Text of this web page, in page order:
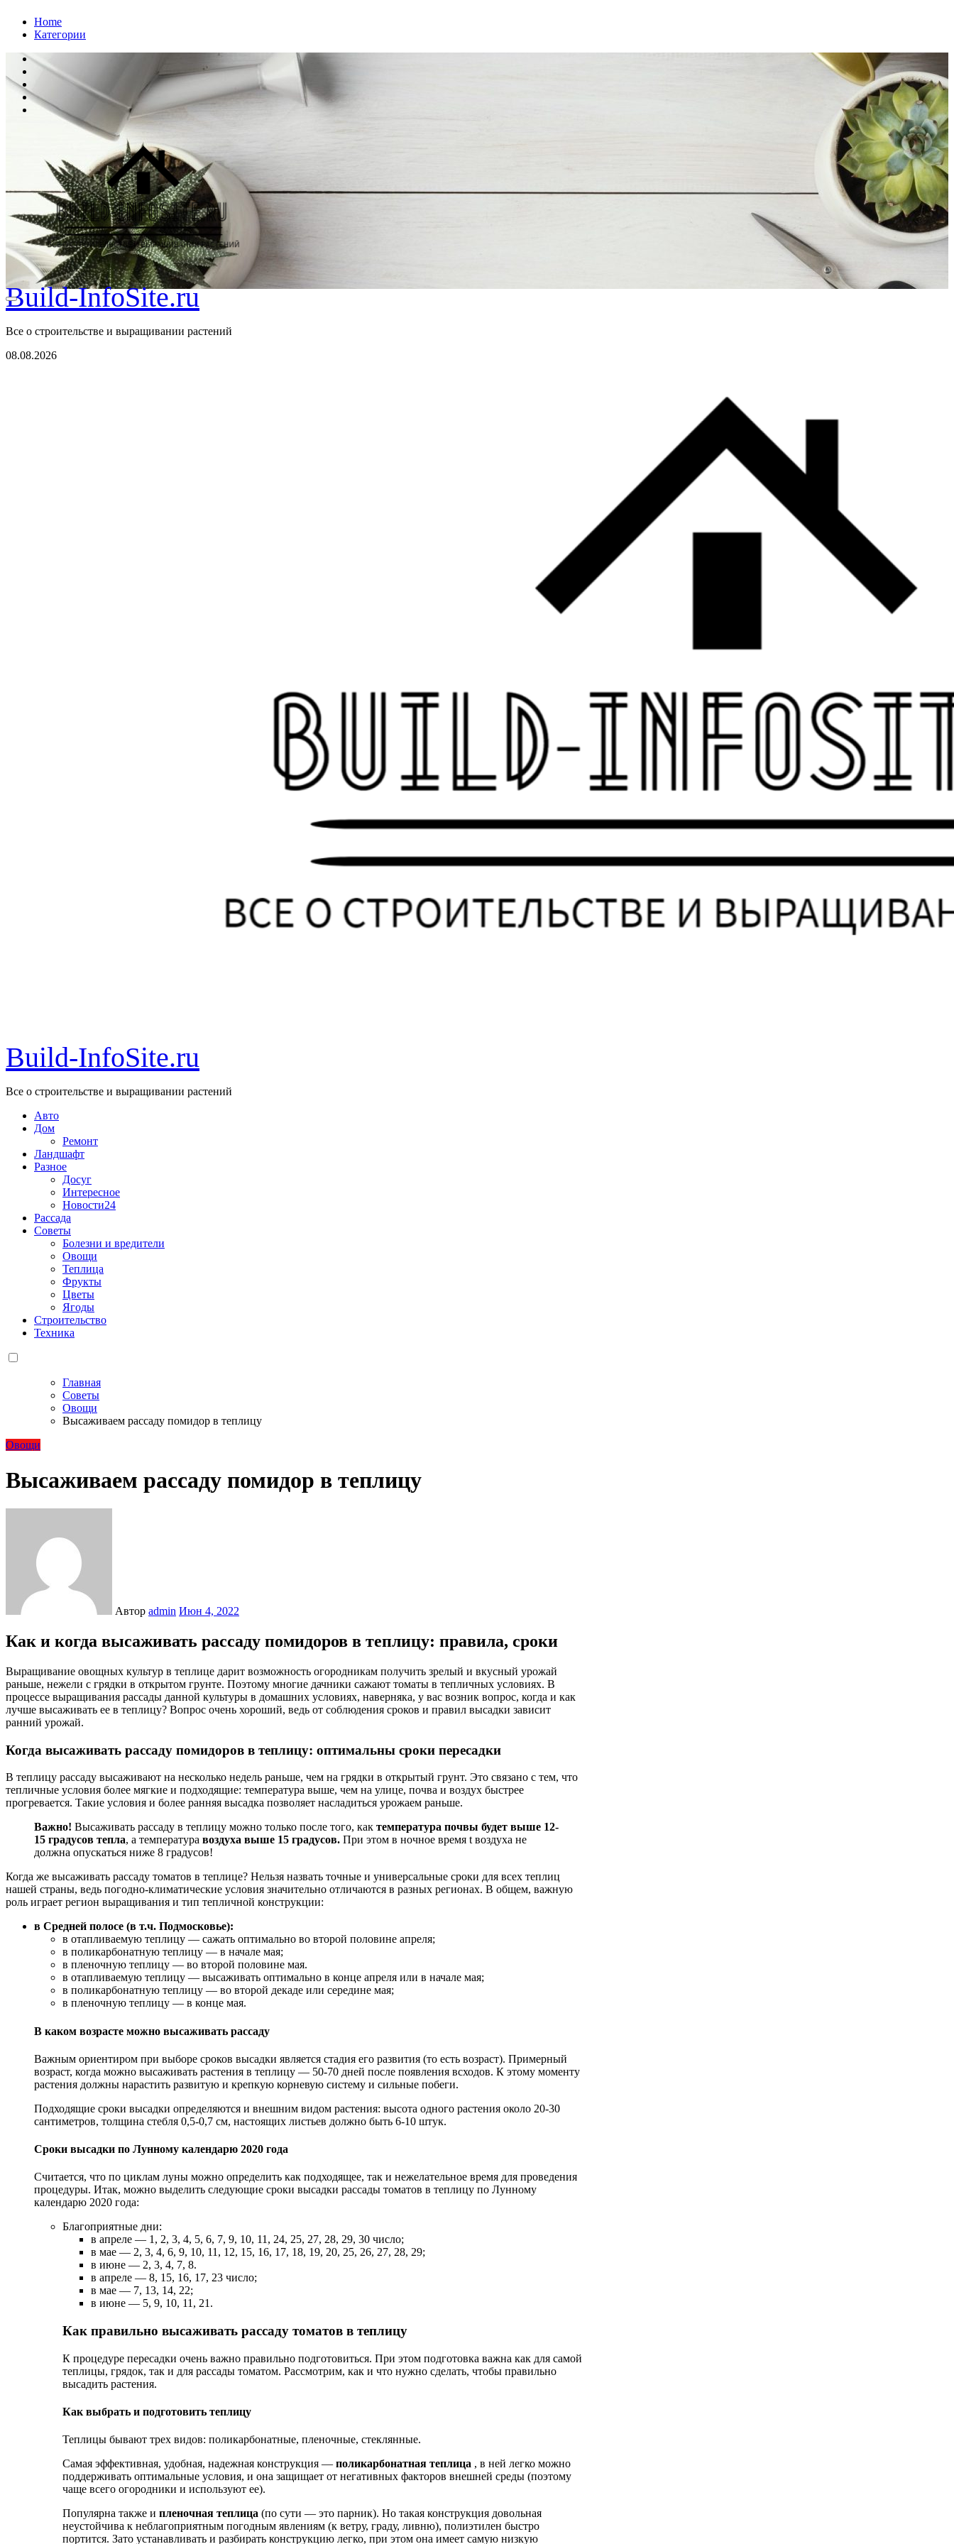
ПерейтиHome
Категории
Build-InfoSite.ru
Все о строительстве и выращивании растений
08.08.2026
Build-InfoSite.ru
Все о строительстве и выращивании растений
Авто
Дом
Ремонт
Ландшафт
Разное
Досуг
Интересное
Новости24
Рассада
Советы
Болезни и вредители
Овощи
Теплица
Фрукты
Цветы
Ягоды
Строительство
Техника
Главная
Советы
Овощи
Высаживаем рассаду помидор в теплицу
Овощи
Высаживаем рассаду помидор в теплицу
Автор admin Июн 4, 2022
Как и когда высаживать рассаду помидоров в теплицу: правила, сроки
Выращивание овощных культур в теплице дарит возможность огородникам получить зрелый и вкусный урожай
раньше, нежели с грядки в открытом грунте. Поэтому многие дачники сажают томаты в тепличных условиях. В
процессе выращивания рассады данной культуры в домашних условиях, наверняка, у вас возник вопрос, когда и как
лучше высаживать ее в теплицу? Вопрос очень хороший, ведь от соблюдения сроков и правил высадки зависит
ранний урожай.
Когда высаживать рассаду помидоров в теплицу: оптимальны сроки пересадки
В теплицу рассаду высаживают на несколько недель раньше, чем на грядки в открытый грунт. Это связано с тем, что
тепличные условия более мягкие и подходящие: температура выше, чем на улице, почва и воздух быстрее
прогревается. Такие условия и более ранняя высадка позволяет насладиться урожаем раньше.
Важно! Высаживать рассаду в теплицу можно только после того, как температура почвы будет выше 12-
15 градусов тепла, а температура воздуха выше 15 градусов. При этом в ночное время t воздуха не
должна опускаться ниже 8 градусов!
Когда же высаживать рассаду томатов в теплице? Нельзя назвать точные и универсальные сроки для всех теплиц
нашей страны, ведь погодно-климатические условия значительно отличаются в разных регионах. В общем, важную
роль играет регион выращивания и тип тепличной конструкции:
в Средней полосе (в т.ч. Подмосковье):
в отапливаемую теплицу — сажать оптимально во второй половине апреля;
в поликарбонатную теплицу — в начале мая;
в пленочную теплицу — во второй половине мая.
в отапливаемую теплицу — высаживать оптимально в конце апреля или в начале мая;
в поликарбонатную теплицу — во второй декаде или середине мая;
в пленочную теплицу — в конце мая.
В каком возрасте можно высаживать рассаду
Важным ориентиром при выборе сроков высадки является стадия его развития (то есть возраст). Примерный
возраст, когда можно высаживать растения в теплицу — 50-70 дней после появления всходов. К этому моменту
растения должны нарастить развитую и крепкую корневую систему и сильные побеги.
Подходящие сроки высадки определяются и внешним видом растения: высота одного растения около 20-30
сантиметров, толщина стебля 0,5-0,7 см, настоящих листьев должно быть 6-10 штук.
Сроки высадки по Лунному календарю 2020 года
Считается, что по циклам луны можно определить как подходящее, так и нежелательное время для проведения
процедуры. Итак, можно выделить следующие сроки высадки рассады томатов в теплицу по Лунному
календарю 2020 года:
Благоприятные дни:
в апреле — 1, 2, 3, 4, 5, 6, 7, 9, 10, 11, 24, 25, 27, 28, 29, 30 число;
в мае — 2, 3, 4, 6, 9, 10, 11, 12, 15, 16, 17, 18, 19, 20, 25, 26, 27, 28, 29;
в июне — 2, 3, 4, 7, 8.
в апреле — 8, 15, 16, 17, 23 число;
в мае — 7, 13, 14, 22;
в июне — 5, 9, 10, 11, 21.
Как правильно высаживать рассаду томатов в теплицу
К процедуре пересадки очень важно правильно подготовиться. При этом подготовка важна как для самой
теплицы, грядок, так и для рассады томатом. Рассмотрим, как и что нужно сделать, чтобы правильно
высадить растения.
Как выбрать и подготовить теплицу
Теплицы бывают трех видов: поликарбонатные, пленочные, стеклянные.
Самая эффективная, удобная, надежная конструкция — поликарбонатная теплица , в ней легко можно
поддерживать оптимальные условия, и она защищает от негативных факторов внешней среды (поэтому
чаще всего огородники и используют ее).
Популярна также и пленочная теплица (по сути — это парник). Но такая конструкция довольная
неустойчива к неблагоприятным погодным явлениям (к ветру, граду, ливню), полиэтилен быстро
портится. Зато устанавливать и разбирать конструкцию легко, при этом она имеет самую низкую